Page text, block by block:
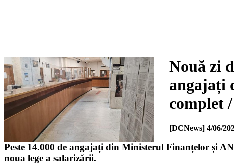
Nouă zi
angajați
complet
[DCNews] 4/06/
Peste 14.000 de angajați din Ministerul Finanțelor și
noua lege a salarizării.